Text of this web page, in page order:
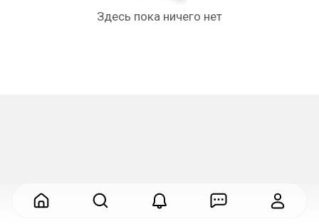
Здесь пока ничего нет